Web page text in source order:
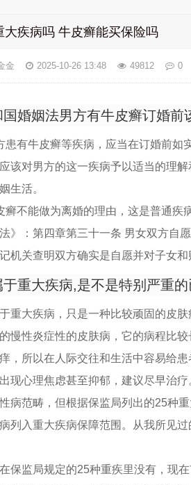
大疾病吗 牛皮癣能买保险吗
金 2025-10-26 13:48 49812 0
婚姻法男方有牛皮癣订婚前
患有牛皮癣等疾病，应当在订婚前如
该对男方的这一疾病予以适当的理
生活。
癣不能做为离婚的理由，这是普通疾
》：第四章第三十一条 男女双方自
机关查明双方确实是自愿并对子女
重大疾病,是不是特别严重的
重大疾病，只是一种比较顽固的皮
慢性炎症性的皮肤病，它的病程比
，所以在人际交往和生活中容易给
现心理焦虑甚至抑郁，建议尽早治疗
病范畴，但根据保监局列出的25种
列入重大疾病保障范围。从我所见
保监局规定的25种重疾里没有，现